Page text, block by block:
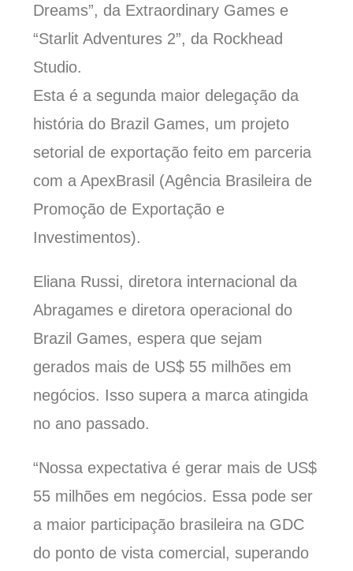
Dreams”, da Extraordinary Games e
“Starlit Adventures 2”, da Rockhead
Studio.
Esta é a segunda maior delegação da
história do Brazil Games, um projeto
setorial de exportação feito em parceria
com a ApexBrasil (Agência Brasileira de
Promoção de Exportação e
Investimentos).
Eliana Russi, diretora internacional da
Abragames e diretora operacional do
Brazil Games, espera que sejam
gerados mais de US$ 55 milhões em
negócios. Isso supera a marca atingida
no ano passado.
“Nossa expectativa é gerar mais de US$
55 milhões em negócios. Essa pode ser
a maior participação brasileira na GDC
do ponto de vista comercial, superando